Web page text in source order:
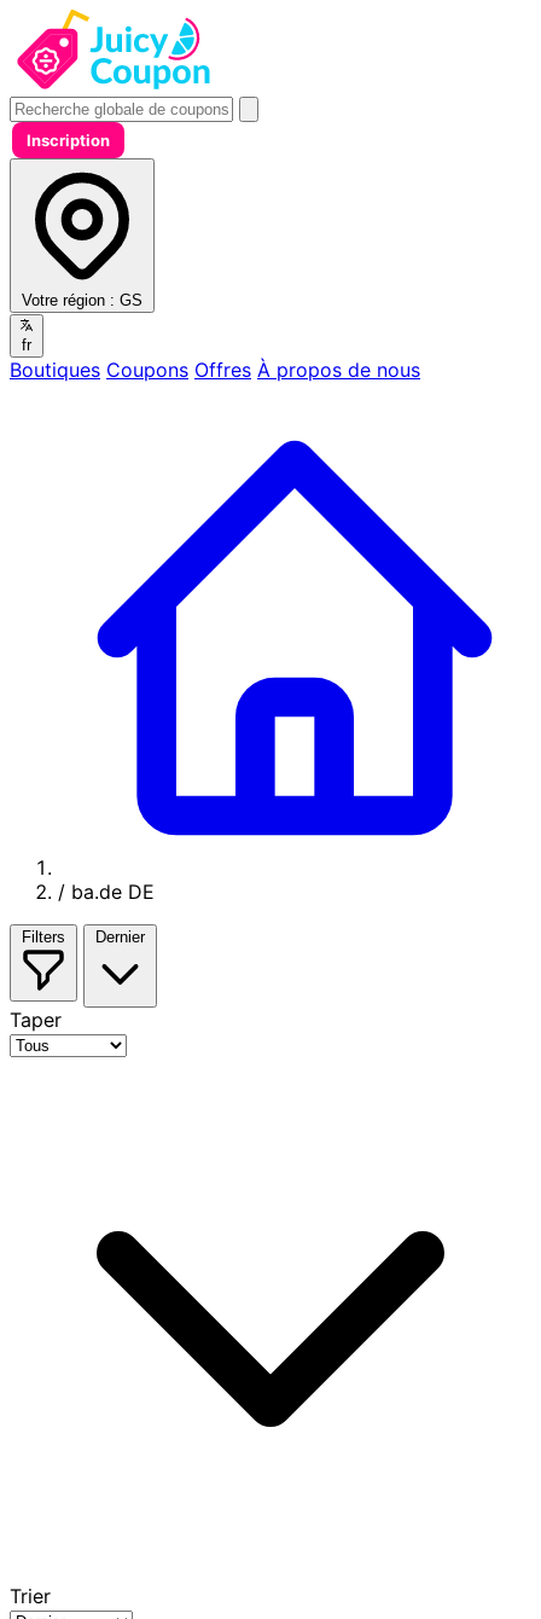
Inscription
Votre région : GS
fr
Boutiques Coupons Offres À propos de nous
/ ba.de DE
Filters Dernier
Taper
Trier